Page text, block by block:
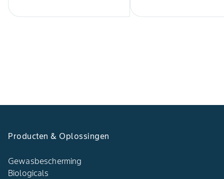
Producten & Oplossingen
Gewasbescherming
Biologicals